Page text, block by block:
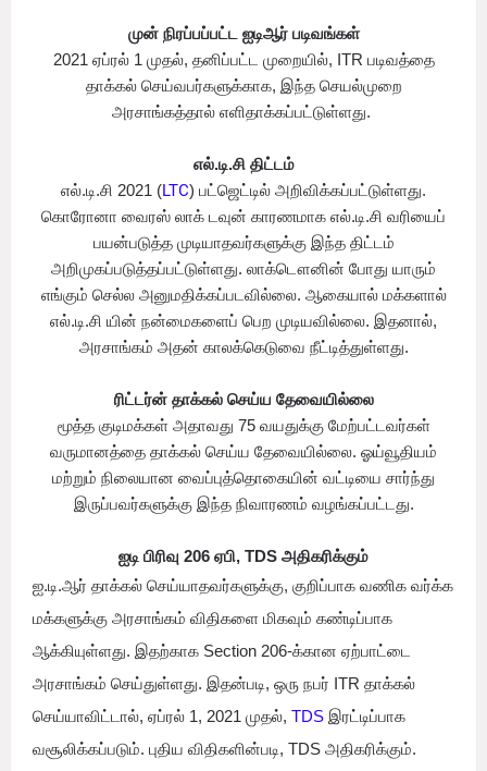
முன் நிரப்பப்பட்ட ஐடிஆர் படிவங்கள்
2021 ஏப்ரல் 1 முதல், தனிப்பட்ட முறையில், ITR படிவத்தை
தாக்கல் செய்வபர்களுக்காக, இந்த செயல்முறை
அரசாங்கத்தால் எளிதாக்கப்பட்டுள்ளது.
எல்.டி.சி திட்டம்
எல்.டி.சி 2021 (LTC) பட்ஜெட்டில் அறிவிக்கப்பட்டுள்ளது.
கொரோனா வைரஸ் லாக் டவுன் காரணமாக எல்.டி.சி வரியைப்
பயன்படுத்த முடியாதவர்களுக்கு இந்த திட்டம்
அறிமுகப்படுத்தப்பட்டுள்ளது. லாக்டௌனின் போது யாரும்
எங்கும் செல்ல அனுமதிக்கப்படவில்லை. ஆகையால் மக்களால்
எல்.டி.சி யின் நன்மைகளைப் பெற முடியவில்லை. இதனால்,
அரசாங்கம் அதன் காலக்கெடுவை நீட்டித்துள்ளது.
ரிட்டர்ன் தாக்கல் செய்ய தேவையில்லை
மூத்த குடிமக்கள் அதாவது 75 வயதுக்கு மேற்பட்டவர்கள்
வருமானத்தை தாக்கல் செய்ய தேவையில்லை. ஓய்வூதியம்
மற்றும் நிலையான வைப்புத்தொகையின் வட்டியை சார்ந்து
இருப்பவர்களுக்கு இந்த நிவாரணம் வழங்கப்பட்டது.
ஐடி பிரிவு 206 ஏபி, TDS அதிகரிக்கும்
ஐ.டி.ஆர் தாக்கல் செய்யாதவர்களுக்கு, குறிப்பாக வணிக வர்க்க
மக்களுக்கு அரசாங்கம் விதிகளை மிகவும் கண்டிப்பாக
ஆக்கியுள்ளது. இதற்காக Section 206-க்கான ஏற்பாட்டை
அரசாங்கம் செய்துள்ளது. இதன்படி, ஒரு நபர் ITR தாக்கல்
செய்யாவிட்டால், ஏப்ரல் 1, 2021 முதல், TDS இரட்டிப்பாக
வசூலிக்கப்படும். புதிய விதிகளின்படி, TDS அதிகரிக்கும்.